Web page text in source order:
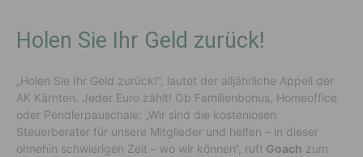
Holen Sie Ihr Geld zurück!
„Holen Sie Ihr Geld zurück!“, lautet der alljährliche Appell der
AK Kärnten. Jeder Euro zählt! Ob Familienbonus, Homeoffice
oder Pendlerpauschale: „Wir sind die kostenlosen
Steuerberater für unsere Mitglieder und helfen – in dieser
ohnehin schwierigen Zeit – wo wir können“, ruft Goach zum